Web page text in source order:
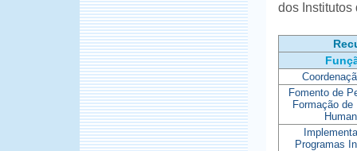
dos
Fomento de
Formação de
Programas